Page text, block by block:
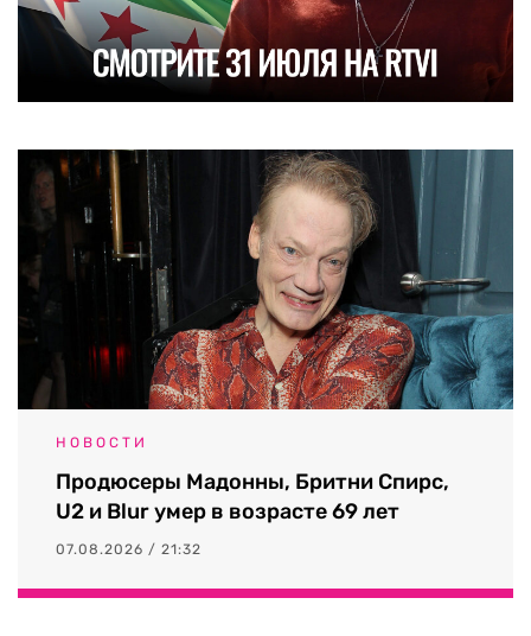
НОВОСТИ
Продюсеры Мадонны, Бритни Спирс,
U2 и Blur умер в возрасте 69 лет
07.08.2026 / 21:32